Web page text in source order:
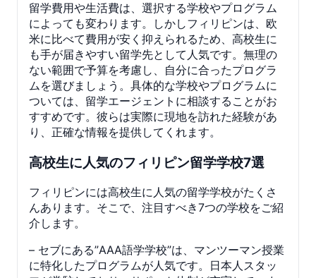
留学費用や生活費は、選択する学校やプログラム
によっても変わります。しかしフィリピンは、欧
米に比べて費用が安く抑えられるため、高校生に
も手が届きやすい留学先として人気です。無理の
ない範囲で予算を考慮し、自分に合ったプログラ
ムを選びましょう。具体的な学校やプログラムに
ついては、留学エージェントに相談することがお
すすめです。彼らは実際に現地を訪れた経験があ
り、正確な情報を提供してくれます。
高校生に人気のフィリピン留学学校7選
フィリピンには高校生に人気の留学学校がたくさ
んあります。そこで、注目すべき7つの学校をご紹
介します。
– セブにある”AAA語学学校”は、マンツーマン授業
に特化したプログラムが人気です。日本人スタッ